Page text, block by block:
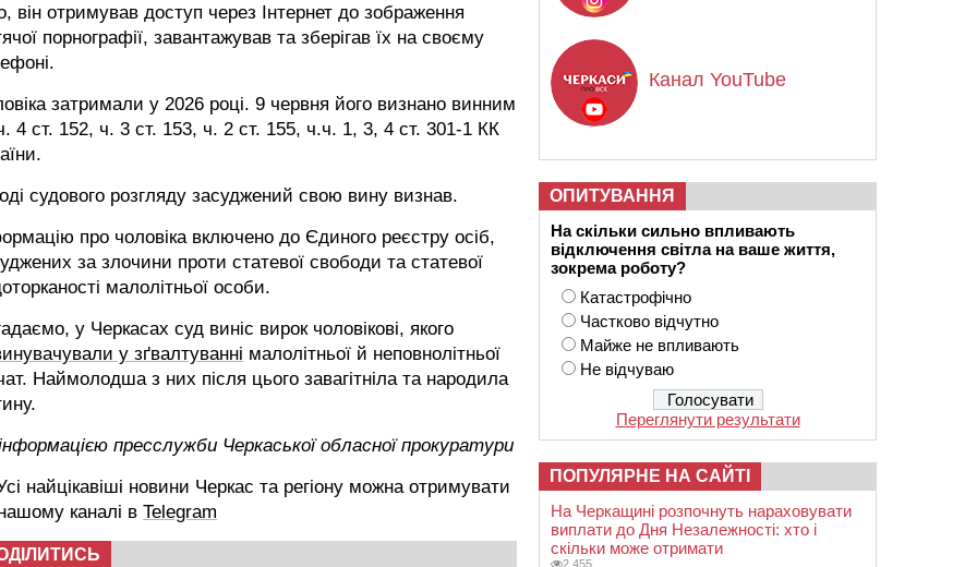
він отримував доступ через Інтернет до зображення
порнографії, завантажував та зберігав їх на своєму
затримали у 2026 році. 9 червня його визнано винним
4 ст. 152, ч. 3 ст. 153, ч. 2 ст. 155, ч.ч. 1, 3, 4 ст. 301-1 КК
судового розгляду засуджений свою вину визнав.
про чоловіка включено до Єдиного реєстру осіб,
за злочини проти статевої свободи та статевої
малолітньої особи.
у Черкасах суд виніс вирок чоловікові, якого
у зґвалтуванні малолітньої й неповнолітньої
Наймолодша з них після цього завагітніла та народила
пресслужби Черкаської обласної прокуратури
найцікавіші новини Черкас та регіону можна отримувати
каналі в Telegram
Канал YouTube
ОПИТУВАННЯ
На скільки сильно впливають
відключення світла на ваше життя,
зокрема роботу?
Катастрофічно
Частково відчутно
Майже не впливають
Не відчуваю
Переглянути результати
ПОПУЛЯРНЕ НА САЙТІ
На Черкащині розпочнуть нараховувати
виплати до Дня Незалежності: хто і
скільки може отримати
2 455